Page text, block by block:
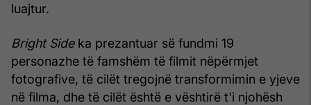
luajtur.
Bright Sideka prezantuar së fundmi 19
personazhe të famshëm të filmit nëpërmjet
fotografive, të cilët tregojnë transformimin e yjeve
në filma, dhe të cilët është e vështirë t'i njohësh